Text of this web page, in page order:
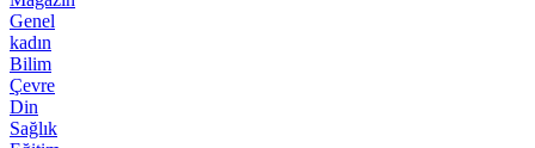
Genel
kadın
Bilim
Çevre
Din
Sağlık